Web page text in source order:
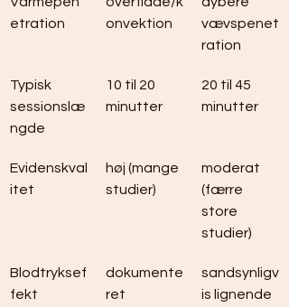
etration
onvektion
vævspenet
ration
Typisk
sessionslæ
ngde
10 til 20
minutter
20 til 45
minutter
Evidenskval
itet
høj (mange
studier)
moderat
(færre
store
studier)
Blodtryksef
fekt
dokumente
ret
sandsynligv
is lignende